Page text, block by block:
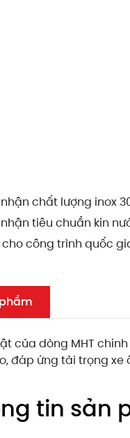
chất lượng inox
tiêu chuẩn kín
công trình quốc
của dòng MHT
đáp ứng tải trọng xe
tin sản